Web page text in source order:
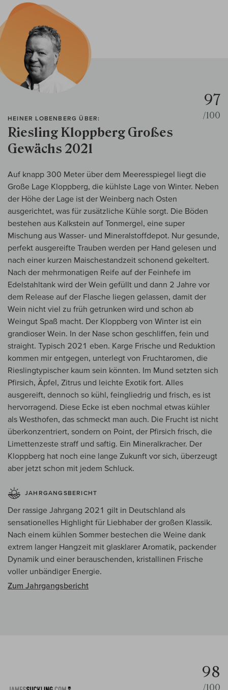
HEINER LOBENBERG ÜBER:
Riesling Kloppberg Großes
Gewächs 2021
97
/100
Auf knapp 300 Meter über dem Meeresspiegel liegt die
Große Lage Kloppberg, die kühlste Lage von Winter. Neben
der Höhe der Lage ist der Weinberg nach Osten
ausgerichtet, was für zusätzliche Kühle sorgt. Die Böden
bestehen aus Kalkstein auf Tonmergel, eine super
Mischung aus Wasser- und Mineralstoffdepot. Nur gesunde,
perfekt ausgereifte Trauben werden per Hand gelesen und
nach einer kurzen Maischestandzeit schonend gekeltert.
Nach der mehrmonatigen Reife auf der Feinhefe im
Edelstahltank wird der Wein gefüllt und dann 2 Jahre vor
dem Release auf der Flasche liegen gelassen, damit der
Wein nicht viel zu früh getrunken wird und schon ab
Weingut Spaß macht. Der Kloppberg von Winter ist ein
grandioser Wein. In der Nase schon geschliffen, fein und
straight. Typisch 2021 eben. Karge Frische und Reduktion
kommen mir entgegen, unterlegt von Fruchtaromen, die
Rieslingtypischer kaum sein könnten. Im Mund setzten sich
Pfirsich, Äpfel, Zitrus und leichte Exotik fort. Alles
ausgereift, dennoch so kühl, feingliedrig und frisch, es ist
hervorragend. Diese Ecke ist eben nochmal etwas kühler
als Westhofen, das schmeckt man auch. Die Frucht ist nicht
überkonzentriert, sondern on Point, der Pfirsich frisch, die
Limettenzeste straff und saftig. Ein Mineralkracher. Der
Kloppberg hat noch eine lange Zukunft vor sich, überzeugt
aber jetzt schon mit jedem Schluck.
JAHRGANGSBERICHT
Der rassige Jahrgang 2021 gilt in Deutschland als
sensationelles Highlight für Liebhaber der großen Klassik.
Nach einem kühlen Sommer bestechen die Weine dank
extrem langer Hangzeit mit glasklarer Aromatik, packender
Dynamik und einer berauschenden, kristallinen Frische
voller unbändiger Energie.
Zum Jahrgangsbericht
98
/100